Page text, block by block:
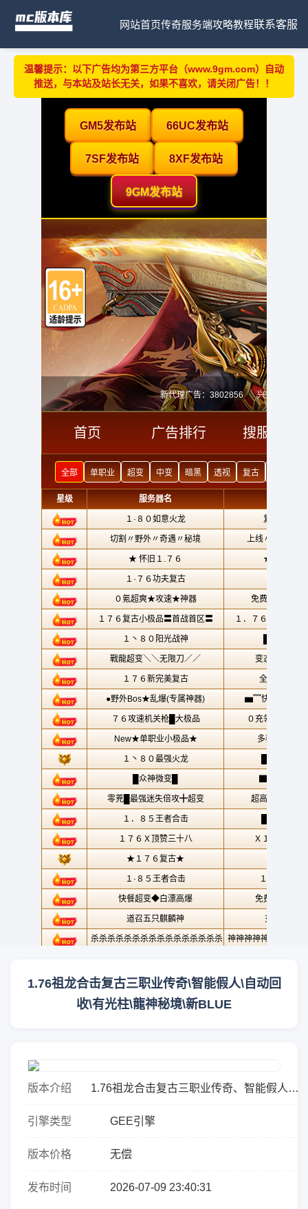
网站首页传奇服务端攻略教程联系客服
温馨提示：以下广告均为第三方平台（www.9gm.com）自动
推送，与本站及站长无关，如果不喜欢，请关闭广告！！
1.76祖龙合击复古三职业传奇\智能假人\自动回
收\有光柱\龍神秘境\新BLUE
版本介绍
1.76祖龙合击复古三职业传奇、智能假人、
BLUE==========================版
引擎类型 GEE引擎
版本价格 无偿
发布时间 2026-07-09 23:40:31